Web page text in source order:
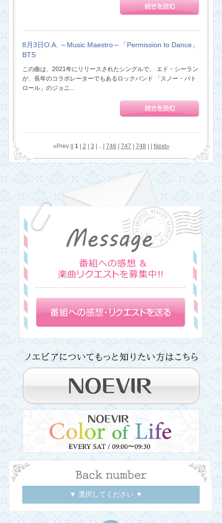
8月3日O.A. ～Music Maestro～「Permission to Dance」
BTS
この曲は、2021年にリリースされたシングルで、 エド・シーラン
が、長年のコラボレーターでもあるロックバンド 「スノー・パト
ロール」のジョニ...
«Prev || 1| 2 3 | ...| 746 747 748 Next»